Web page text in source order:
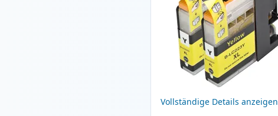
Vollständige Details anzeigen